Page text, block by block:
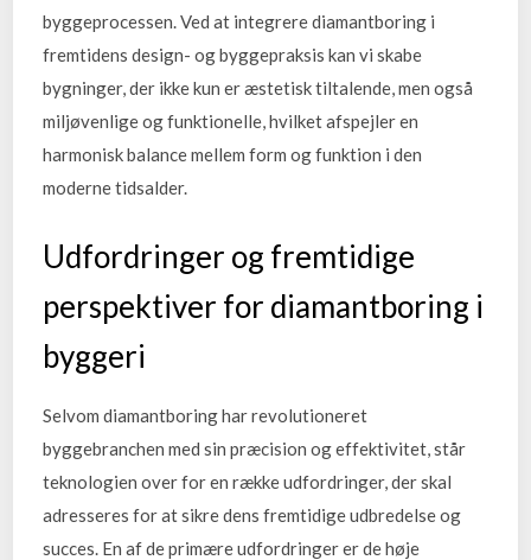
byggeprocessen. Ved at integrere diamantboring i
fremtidens design- og byggepraksis kan vi skabe
bygninger, der ikke kun er æstetisk tiltalende, men også
miljøvenlige og funktionelle, hvilket afspejler en
harmonisk balance mellem form og funktion i den
moderne tidsalder.
Udfordringer og fremtidige
perspektiver for diamantboring i
byggeri
Selvom diamantboring har revolutioneret
byggebranchen med sin præcision og effektivitet, står
teknologien over for en række udfordringer, der skal
adresseres for at sikre dens fremtidige udbredelse og
succes. En af de primære udfordringer er de høje